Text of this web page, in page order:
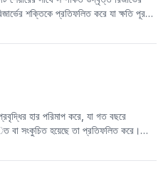
শক্তিকে প্রতিফলিত করে যা ক্ষতি পূরণ,
সম্ভাব্য মূল্য এবং কোম্পানির ভবিষ্যৎ
শেয়ার প্রতি উচ্চ উদ্বৃত্ত রিজার্ভ নির্দেশ
এবং ভবিষ্যতে সম্
হার পরিমাপ করে, যা গত বছরে
বা সংকুচিত হয়েছে তা প্রতিফলিত করে।
চাপের সম্মুখীন হচ্ছে; একটি নেতিবাচক
বাজারের ঐতিহাসিক পরীক্ষায় দেখা